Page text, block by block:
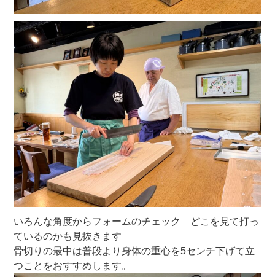
いろんな角度からフォームのチェック どこを見て打っ
ているのかも見抜きます
骨切りの最中は普段より身体の重心を5センチ下げて立
つことをおすすめします。